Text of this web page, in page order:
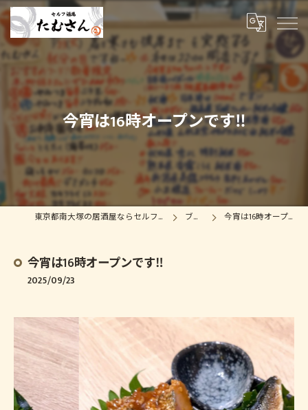
今宵は16時オープンです‼️
東京都南大塚の居酒屋ならセルフ酒場たむさん ブログ 今宵は16時オープンです‼️
今宵は16時オープンです‼️
2025/09/23